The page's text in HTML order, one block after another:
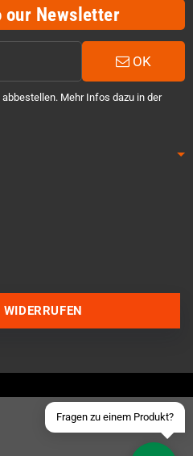
our Newsletter
OK
Mehr Infos dazu in der
Fragen zu einem Produkt?
Schick uns eine eMail